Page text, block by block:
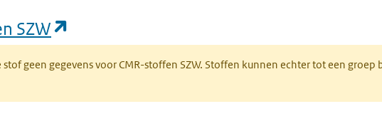
SZW
stof geen gegevens voor CMR-stoffen SZW. Stoffen kunnen echter tot een